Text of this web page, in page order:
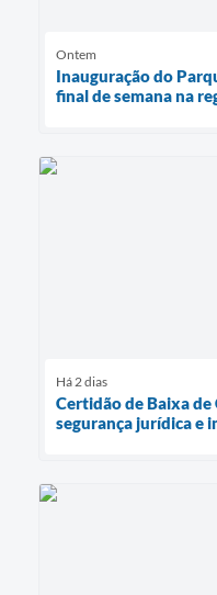
Ontem
Inauguração do
final de semana na
Há 2 dias
Certidão de Baixa
segurança jurídica e